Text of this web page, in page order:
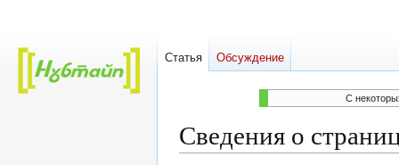
C
Сведения о
Статья Обсуждение